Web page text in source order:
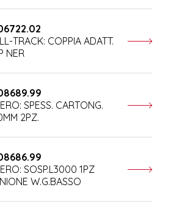
TRACK: COPPIA ADATT.
NER
SPESS. CARTONG.
2PZ.
SOSP.L3000 1PZ
W.G.BASSO